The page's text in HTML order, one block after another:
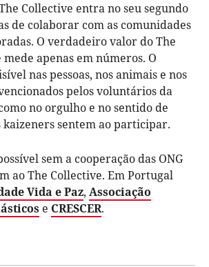
Collective entra no seu segundo
de colaborar com as comunidades
O verdadeiro valor do The
mede apenas em números. O
nas pessoas, nos animais e nos
pelos voluntários da
no orgulho e no sentido de
kaizeners sentem ao participar.
sem a cooperação das ONG
ao The Collective. Em Portugal
Vida e Paz, Associação
e CRESCER.